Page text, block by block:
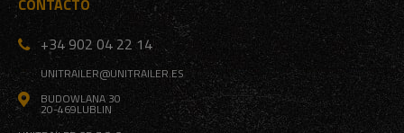
CONTACTO
+34 902 04 22 14
UNITRAILER@UNITRAILER.ES
BUDOWLANA 30
20-469LUBLIN